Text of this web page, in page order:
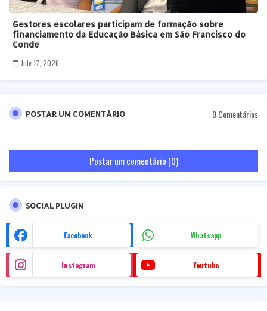
Gestores escolares participam de formação sobre
financiamento da Educação Básica em São Francisco do
Conde
July 17, 2026
POSTAR UM COMENTÁRIO 0 Comentários
Postar um comentário (0)
SOCIAL PLUGIN
Facebook Whatsapp
Instagram Youtube